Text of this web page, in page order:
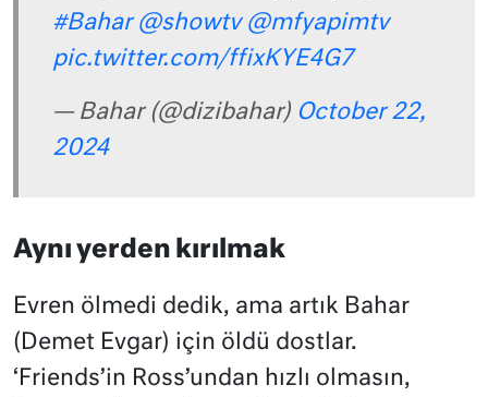
#Bahar @showtv @mfyapimtv
pic.twitter.com/ffixKYE4G7
— Bahar (@dizibahar) October 22,
2024
Aynı yerden kırılmak
Evren ölmedi dedik, ama artık Bahar
(Demet Evgar) için öldü dostlar.
‘Friends’in Ross’undan hızlı olmasın,